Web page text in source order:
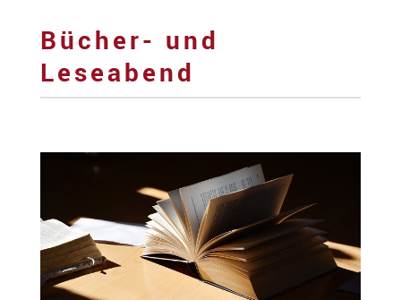
Bücher- und
Leseabend